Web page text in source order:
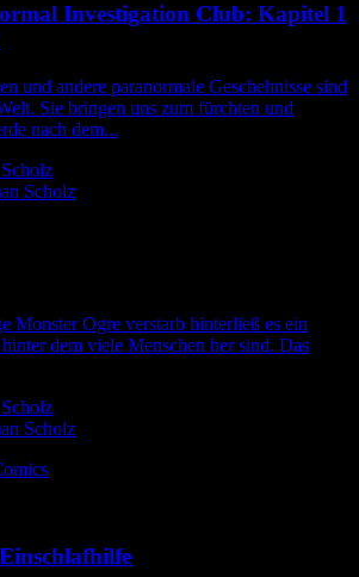
Investigation Club: Kapitel 1
und andere paranormale Geschehnisse sind
Sie bringen uns zum fürchten und
nach dem...
Scholz
Monster Ogre verstarb hinterließ es ein
dem viele Menschen her sind. Das
Scholz